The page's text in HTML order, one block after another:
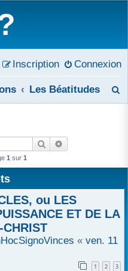
Connexion
Inscription
Les Béatitudes
Rechercher
1 sur 1
ou LES
ET DE LA
« ven. 11
1 2 3